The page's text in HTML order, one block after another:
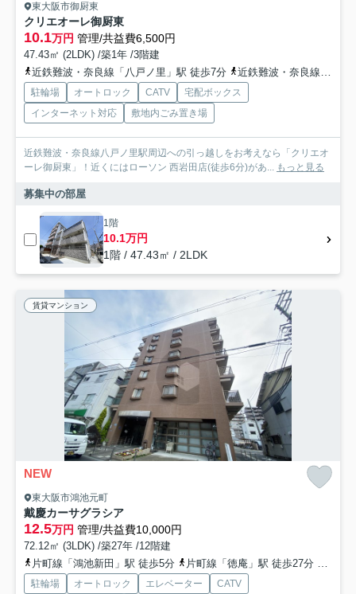
東大阪市御厨東
クリエオーレ御厨東
10.1万円 管理/共益費6,500円
47.43㎡ (2LDK) /築1年 /3階建
近鉄難波・奈良線「八戸ノ里」駅 徒歩7分
近鉄難波・奈良線「河内小阪」駅 徒歩19分
駐輪場 オートロック CATV
宅配ボックス
インターネット対応
敷地内ごみ置き場
近鉄難波・奈良線八戸ノ里駅周辺への引っ越しをお考えなら「クリエオ
ーレ御厨東」！近くにはローソン 西岩田店(徒歩6分)があ... もっと見る
募集中の部屋
1階
10.1万円
1階 / 47.43㎡ / 2LDK
賃貸マンション
NEW
東大阪市鴻池元町
戴慶カーサグラシア
12.5万円 管理/共益費10,000円
72.12㎡ (3LDK) /築27年 /12階建
片町線「鴻池新田」駅 徒歩5分
片町線「徳庵」駅 徒歩27分 片町
駐輪場 オートロック エレベーター
CATV